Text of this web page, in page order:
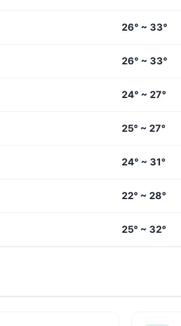
26° ~ 33°
26° ~ 33°
24° ~ 27°
25° ~ 27°
24° ~ 31°
22° ~ 28°
25° ~ 32°